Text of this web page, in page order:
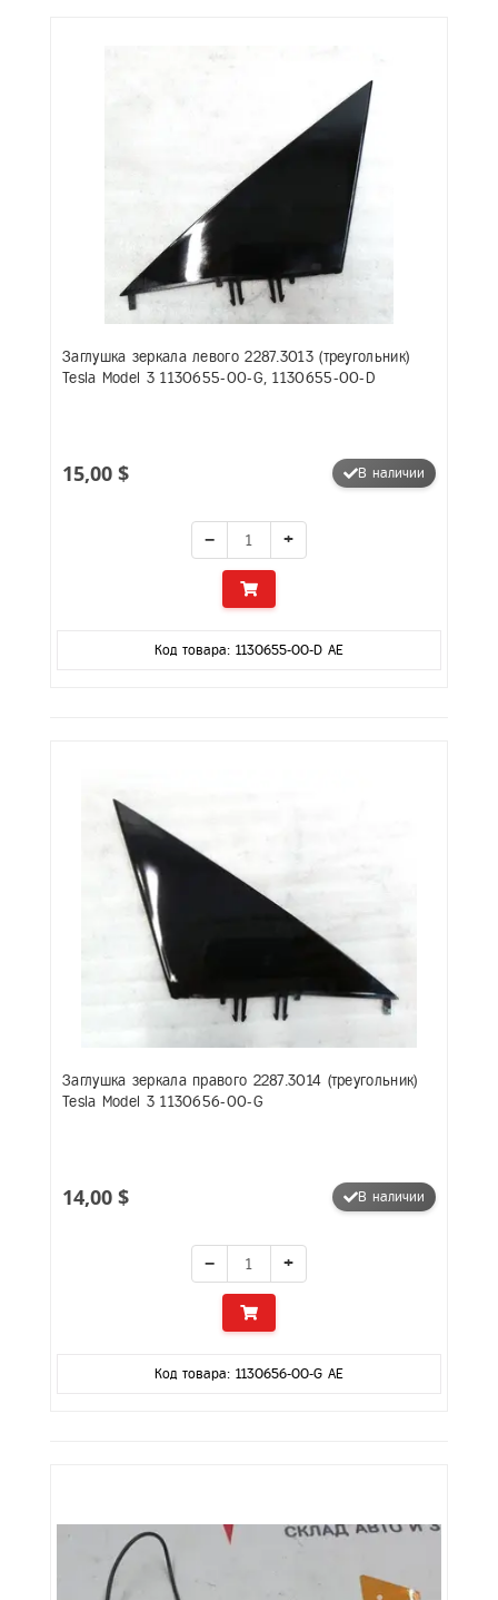
Заглушка зеркала левого 2287.3013 (треугольник)
Tesla Model 3 1130655-00-G, 1130655-00-D
15,00 $ В наличии
− +
Код товара: 1130655-00-D AE
Заглушка зеркала правого 2287.3014 (треугольник)
Tesla Model 3 1130656-00-G
14,00 $ В наличии
− +
Код товара: 1130656-00-G AE